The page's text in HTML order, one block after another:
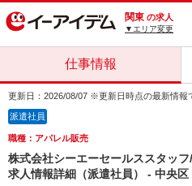
関東 の求人
▼エリア変更
仕事情報
更新日：2026/08/07 ※更新日時点の最新情報
派遣社員
職種：アパレル販売
株式会社シーエーセールススタッ
求人情報詳細（派遣社員） - 中央区